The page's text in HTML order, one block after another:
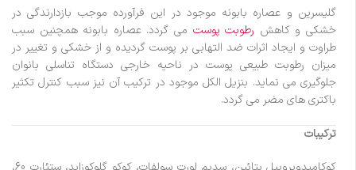
گلیسرین و عصاره بابونه موجود در این فرآورده موجب بازدارندگی در
خشکی و کاهش رطوبت پوست می گردد. عصاره بابونه همچنین سبب
طراوت و ایجاد اثرات ضد التهابی بر پوست گردیده و از خشکی و تغییر در
میزان رطوبت طبیعی پوست در ناحیه خارجی دستگاه تناسلی بانوان
جلوگیری می نماید. بنزیل الکل موجود در ترکیب آن نیز سبب کنترل تکثیر
باکتری های مضر می گردد.
ترکیبات